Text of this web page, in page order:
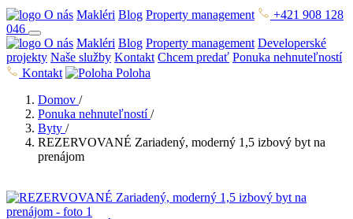
O nás Makléri Blog Property management
+421 908 128
046
O nás Makléri Blog Property management Developerské
projekty Naše služby Kontakt Chcem predať Ponuka nehnuteľností
Kontakt
Poloha
Domov /
Ponuka nehnuteľností /
Byty /
REZERVOVANÉ Zariadený, moderný 1,5 izbový byt na
prenájom